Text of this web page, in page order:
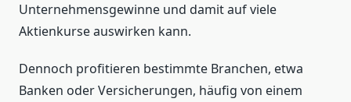
Unternehmensgewinne und damit auf viele
Aktienkurse auswirken kann.
Dennoch profitieren bestimmte Branchen, etwa
Banken oder Versicherungen, häufig von einem